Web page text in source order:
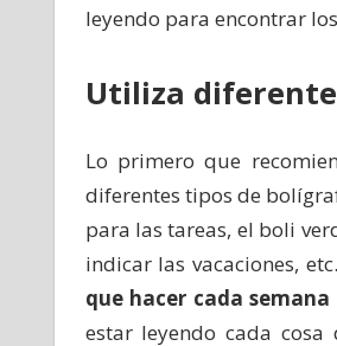
leyendo para encontrar
Utiliza
Lo primero que
diferentes tipos de
para las tareas, el boli
indicar las vacaciones, etc.
que hacer cada
estar leyendo cada